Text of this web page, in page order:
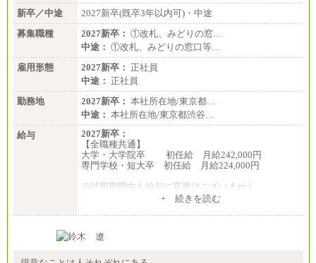
新卒／中途
2027新卒(既卒3年以内可)・中途
募集職種
2027新卒： ①改札、みどりの窓…
中途： ①改札、みどりの窓口等…
雇用形態
2027新卒： 正社員
中途： 正社員
勤務地
2027新卒： 本社所在地/東京都…
中途： 本社所在地/東京都渋谷…
給与
2027新卒：
【全職種共通】
大学・大学院卒 初任給 月給242,000円
専門学校・短大卒 初任給 月給224,000円
※試用期間中も給与に変更はございません
大学・大学院卒 初任給 月給242,000円
最終学歴に応じ、上記新卒給与（高卒の場合は、月
して算定した調整手当を加算した額
+ 続きを読む